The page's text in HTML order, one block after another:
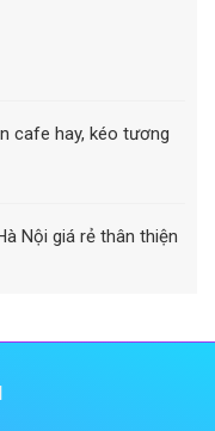
cafe hay, kéo tương
Nội giá rẻ thân thiện